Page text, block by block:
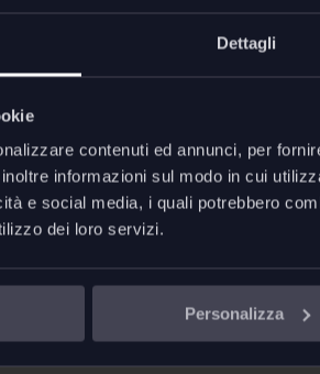
Dettagli
contenuti ed annunci, per
informazioni sul modo in cui
e social media, i quali potrebbero
dei loro servizi.
Personalizza
la leggerezza e la
anteriori asimmetriche,
e divani, offrendo una
meeting veloci o
intuitiva, per adattare il
bordi arrotondati, è